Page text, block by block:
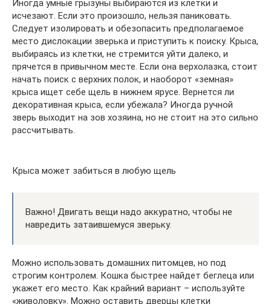
Иногда умные грызуны выбираются из клетки и
исчезают. Если это произошло, нельзя паниковать.
Следует изолировать и обезопасить предполагаемое
место дислокации зверька и приступить к поиску. Крыса,
выбираясь из клетки, не стремится уйти далеко, и
прячется в привычном месте. Если она верхолазка, стоит
начать поиск с верхних полок, и наоборот «земная»
крыса ищет себе щель в нижнем ярусе. Вернется ли
декоративная крыса, если убежала? Иногда ручной
зверь выходит на зов хозяина, но не стоит на это сильно
рассчитывать.
Крыса может забиться в любую щель
Важно! Двигать вещи надо аккуратно, чтобы не
навредить затаившемуся зверьку.
Можно использовать домашних питомцев, но под
строгим контролем. Кошка быстрее найдет беглеца или
укажет его место. Как крайний вариант – используйте
«живоловку». Можно оставить дверцы клетки